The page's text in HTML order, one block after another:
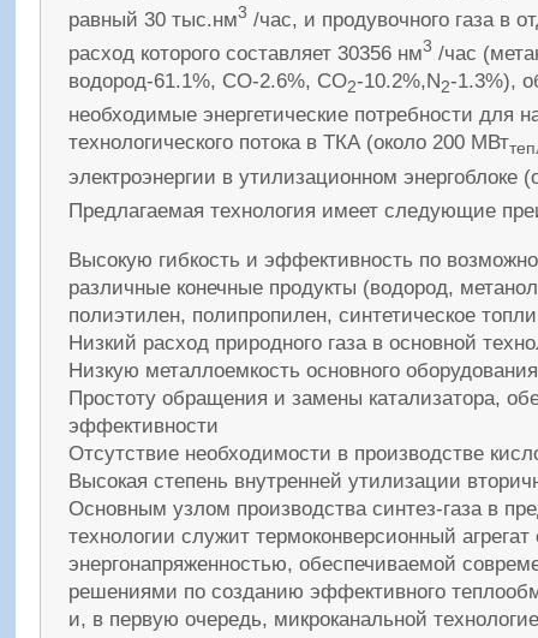
равный 30 тыс.нм3 /час, и продувочного газа в
расход которого составляет 30356 нм3 /час
водород-61.1%, СО-2.6%, СО2-10.2%,N2-1.3%),
необходимые энергетические потребности для
технологического потока в ТКА (около 200 МВт
электроэнергии в утилизационном энергоблоке
Предлагаемая технология имеет следующие
Высокую гибкость и эффективность по
различные конечные продукты (водород,
полиэтилен, полипропилен, синтетическое
Низкий расход природного газа в основной
Низкую металлоемкость основного оборудования
Простоту обращения и замены катализатора,
эффективности
Отсутствие необходимости в производстве
Высокая степень внутренней утилизации
Основным узлом производства синтез-газа в
технологии служит термоконверсионный
энергонапряженностью, обеспечиваемой
решениями по созданию эффективного
и, в первую очередь, микроканальной